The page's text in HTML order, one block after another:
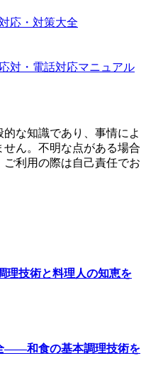
応・対策大全
対・電話対応マニュアル
な知識であり、事情によ
ん。不明な点がある場合
利用の際は自己責任でお
技術と料理人の知恵を
――和食の基本調理技術を